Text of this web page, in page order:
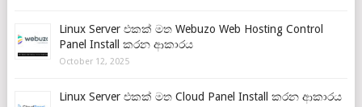
Linux Server එකක් මත Webuzo Web Hosting Control
Panel Install කරන ආකාරය
October 12, 2025
Linux Server එකක් මත Cloud Panel Install කරන ආකාරය